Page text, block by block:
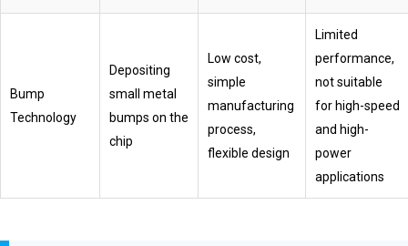
Bump
Technology
Depositing
small metal
bumps on the
chip
Low cost,
simple
manufacturing
process,
flexible design
Limited
performance,
not suitable
for high-speed
and high-
power
applications